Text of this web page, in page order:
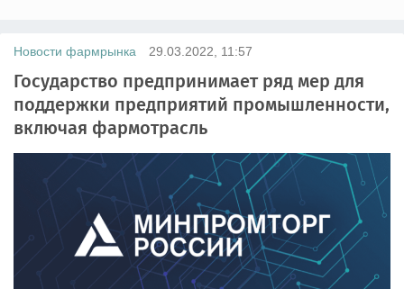
Новости фармрынка 29.03.2022, 11:57
Государство предпринимает ряд мер для
поддержки предприятий промышленности,
включая фармотрасль